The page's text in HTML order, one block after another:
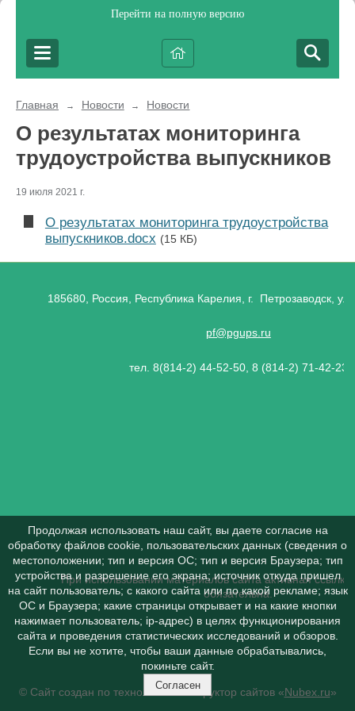
Перейти на полную версию
Главная → Новости → Новости
О результатах мониторинга
трудоустройства выпускников
19 июля 2021 г.
О результатах мониторинга трудоустройства
выпускников.docx (15 КБ)
185680, Россия, Республика Карелия, г. Петрозаводск,
pf@pgups.ru
тел. 8(814-2) 44-52-50, 8 (814-2) 71-42-23
При использовании материалов сайта активная ссылка
обязательна.
© Сайт создан по технологии конструктор сайтов «Nubex.ru»
Продолжая использовать наш сайт, вы даете согласие на
обработку файлов cookie, пользовательских данных (сведения о
местоположении; тип и версия ОС; тип и версия Браузера; тип
устройства и разрешение его экрана; источник откуда пришел
на сайт пользователь; с какого сайта или по какой рекламе; язык
ОС и Браузера; какие страницы открывает и на какие кнопки
нажимает пользователь; ip-адрес) в целях функционирования
сайта и проведения статистических исследований и обзоров.
Если вы не хотите, чтобы ваши данные обрабатывались,
покиньте сайт.
Согласен